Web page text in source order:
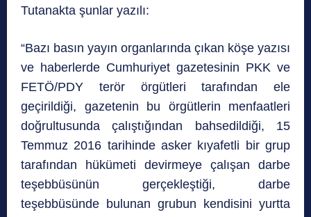
Tutanakta şunlar yazılı:
“Bazı basın yayın organlarında çıkan köşe yazısı
ve haberlerde Cumhuriyet gazetesinin PKK ve
FETÖ/PDY terör örgütleri tarafından ele
geçirildiği, gazetenin bu örgütlerin menfaatleri
doğrultusunda çalıştığından bahsedildiği, 15
Temmuz 2016 tarihinde asker kıyafetli bir grup
tarafından hükümeti devirmeye çalışan darbe
teşebbüsünün gerçekleştiği, darbe
teşebbüsünde bulunan grubun kendisini yurtta